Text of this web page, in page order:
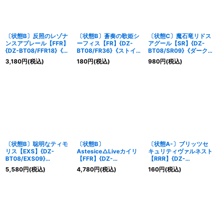
〔状態B〕反照のレゾナ
ンスアプレール【FFR】
{DZ-BT08/FFR18}《リ
リカルモナステリオ》
3,180円(税込)
〔状態B〕蒼奏の歌姫シ
ーフィス【FR】{DZ-
BT08/FR36}《ストイケ
イア》
180円(税込)
〔状態C〕魔石竜リドス
アグール【SR】{DZ-
BT08/SR09}《ダークス
テイツ》
980円(税込)
〔状態B〕聡明なティモ
リス【EXS】{DZ-
BT08/EXS09}
《BanGDream!》
5,580円(税込)
〔状態B〕
Astesice△Liveカイリ
【FFR】{DZ-
BT08/FFR16}《リリカ
ルモナステリオ》
4,780円(税込)
〔状態A-〕ブリッツセ
キュリティヴァルネスト
【RRR】{DZ-
BT08/009}《ブラント
ゲート》
160円(税込)